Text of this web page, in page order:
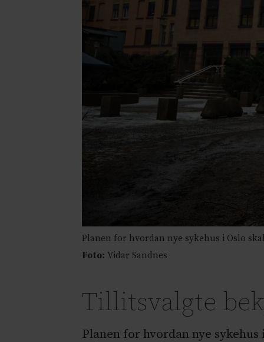
Planen for hvordan nye sykehus i Oslo
Foto: Vidar Sandnes
Tillitsvalgte
Planen for hvordan nye